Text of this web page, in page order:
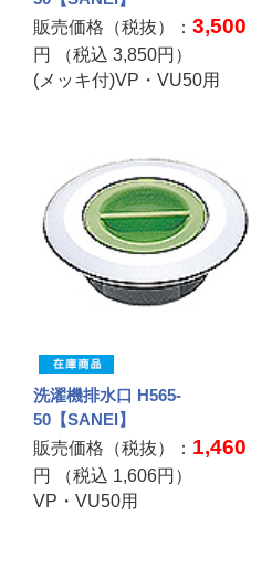
販売価格（税抜）：3,500
円 （税込3,850円）
(メッキ付)VP・VU50用
洗濯機排水口 H565-
50【SANEI】
販売価格（税抜）： 1,460
円 （税込 1,606円）
VP・VU50用